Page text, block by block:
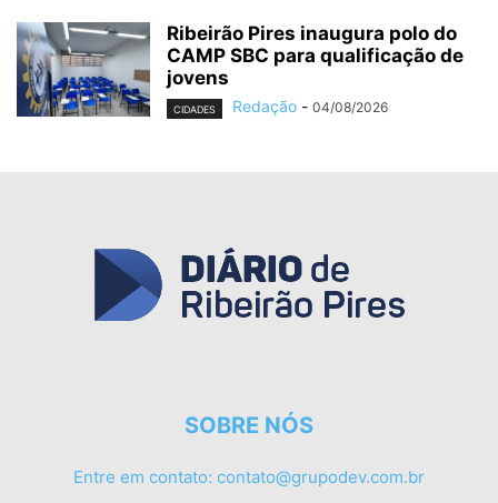
Ribeirão Pires inaugura polo do
CAMP SBC para qualificação de
jovens
CIDADES Redação - 04/08/2026
SOBRE NÓS
Entre em contato: contato@grupodev.com.br